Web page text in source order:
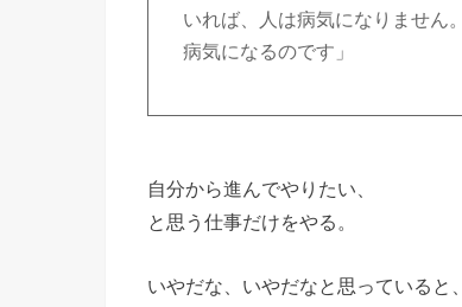
いれば、人は病気になりません
病気になるのです」
自分から進んでやりたい、
と思う仕事だけをやる。
いやだな、いやだなと思っていると、